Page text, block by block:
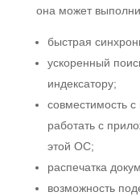
она может
быстрая
ускоренный
индексатору;
совместимость с
работать с
этой ОС;
распечатка
возможность